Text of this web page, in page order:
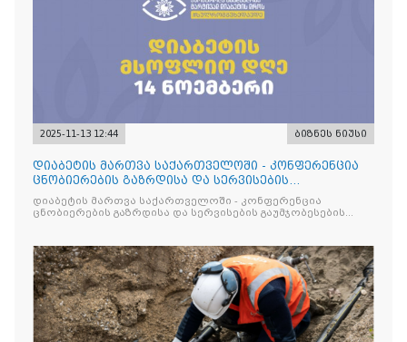
2025-11-13 12:44 ბიზნეს ნიუსი
დიაბეტის მართვა საქართველოში - კონფერენცია
ცნობიერების გაზრდისა და სერვისების
გაუმჯობესების მიზნით
დიაბეტის მართვა საქართველოში - კონფერენცია
ცნობიერების გაზრდისა და სერვისების გაუმჯობესების